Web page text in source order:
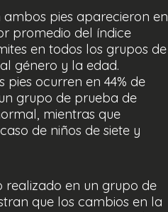
pies aparecieron en
promedio del índice
en todos los grupos de
género y la edad.
ocurren en 44% de
grupo de prueba de
mientras que
de niños de siete y
realizado en un grupo de
que los cambios en la